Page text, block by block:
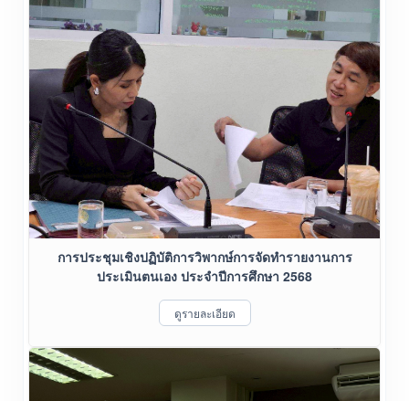
การประชุมเชิงปฏิบัติการวิพากษ์การจัดทำรายงานการ
ประเมินตนเอง ประจำปีการศึกษา 2568
ดูรายละเอียด